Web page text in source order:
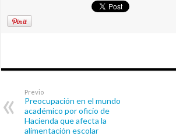
Previo
Preocupación en el mundo
académico por oficio de
Hacienda que afecta la
alimentación escolar